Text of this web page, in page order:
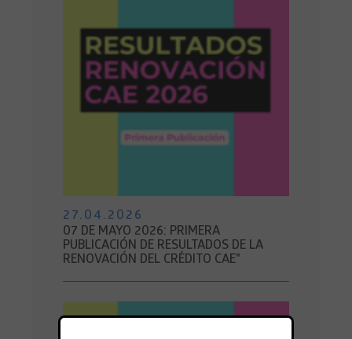
27.04.2026
07 DE MAYO 2026: PRIMERA
PUBLICACIÓN DE RESULTADOS DE LA
RENOVACIÓN DEL CRÉDITO CAE"